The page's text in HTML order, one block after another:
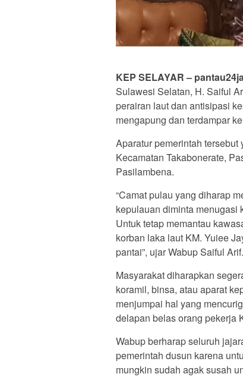
KEP SELAYAR –
Sulawesi Selatan, H. Saiful
perairan laut dan antisipasi
mengapung dan terdampar
Aparatur pemerintah
Kecamatan Takabonerate,
Pasilambena.
“Camat pulau yang diharap
kepulauan diminta menugasi
Untuk tetap memantau
korban laka laut KM. Yuiee
pantai”, ujar Wabup Saiful
Masyarakat diharapkan
koramil, binsa, atau aparat
menjumpai hal yang
delapan belas orang pekerja
Wabup berharap seluruh
pemerintah dusun karena
mungkin sudah agak susah